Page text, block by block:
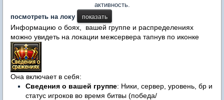
активность.
посмотреть на локу
Информацию о боях, вашей группе и распределениях
можно увидеть на локации межсервера тапнув по иконке
Она включает в себя:
Сведения о вашей группе: Ники, сервер, уровень, бр и
статус игроков во время битвы (победа/